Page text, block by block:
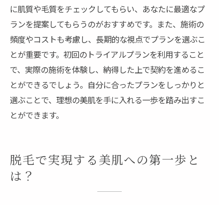
に肌質や毛質をチェックしてもらい、あなたに最適なプ
ランを提案してもらうのがおすすめです。また、施術の
頻度やコストも考慮し、長期的な視点でプランを選ぶこ
とが重要です。初回のトライアルプランを利用すること
で、実際の施術を体験し、納得した上で契約を進めるこ
とができるでしょう。自分に合ったプランをしっかりと
選ぶことで、理想の美肌を手に入れる一歩を踏み出すこ
とができます。
脱毛で実現する美肌への第一歩と
は？